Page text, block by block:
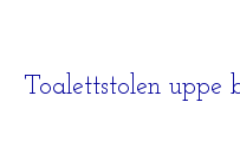
Toalettstolen uppe